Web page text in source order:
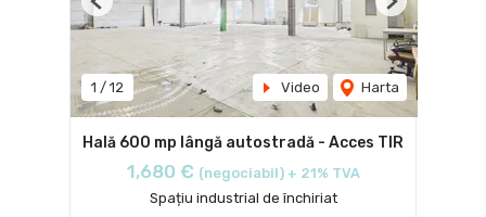
1 / 12 Video Harta
Previous Next
Hală 600 mp lângă autostradă - Acces TIR
1,680 € (negociabil) + 21% TVA
Spațiu industrial de închiriat